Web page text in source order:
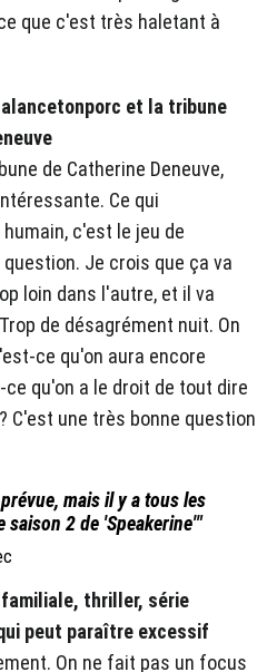
que c'est très haletant à
et la tribune
de Catherine Deneuve,
Ce qui
c'est le jeu de
Je crois que ça va
loin dans l'autre, et il va
de désagrément nuit. On
ce qu'on aura encore
qu'on a le droit de tout dire
C'est une très bonne question
mais il y a tous les
2 de 'Speakerine'"
thriller, série
peut paraître excessif
On ne fait pas un focus